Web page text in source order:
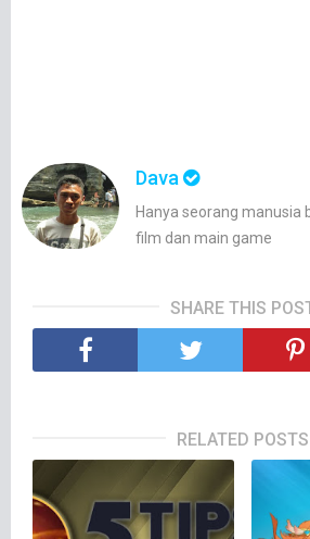
Dava
Hanya seorang manusia
film dan main game
SHARE THIS
RELATED POSTS